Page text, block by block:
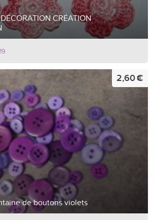
CRÉATION
de boutons violets
2,60 €